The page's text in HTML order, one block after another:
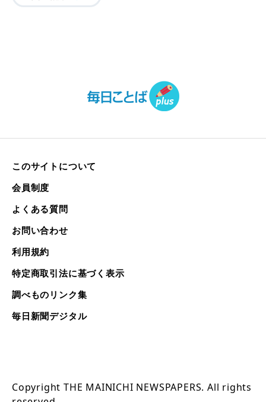
このサイトについて
会員制度
よくある質問
お問い合わせ
利用規約
特定商取引法に基づく表示
調べものリンク集
毎日新聞デジタル
Copyright THE MAINICHI NEWSPAPERS. All rights